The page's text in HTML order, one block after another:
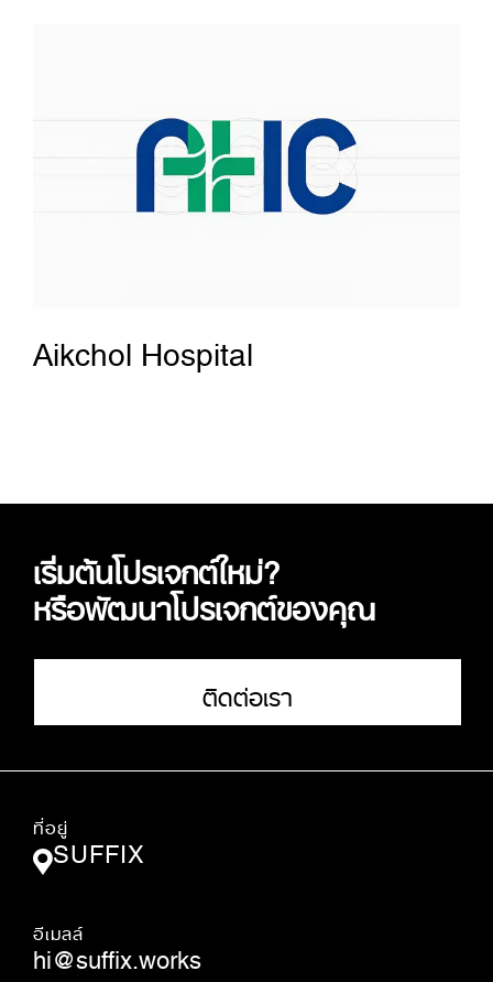
Aikchol Hospital
เริ่มต้นโปรเจกต์ใหม่?
หรือพัฒนาโปรเจกต์ของคุณ
ติดต่อเรา
ที่อยู่
SUFFIX
อีเมลล์
hi@suffix.works